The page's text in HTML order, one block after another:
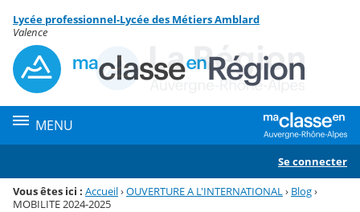
Menu de la rubrique
Contenu
Lycée professionnel-Lycée des Métiers Amblard
Valence
MENU
Se connecter
Vous êtes ici : Accueil›OUVERTURE A L'INTERNATIONAL › Blog›
MOBILITE 2024-2025